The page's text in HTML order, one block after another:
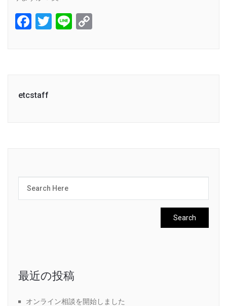
Facebook
Twitter
Line
etcstaff
最近の投稿
オンライン相談を開始しました